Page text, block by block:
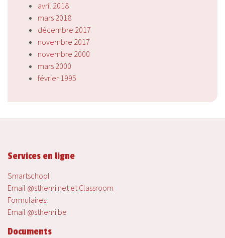
avril 2018
mars 2018
décembre 2017
novembre 2017
novembre 2000
mars 2000
février 1995
Services en ligne
Smartschool
Email @sthenri.net et Classroom
Formulaires
Email @sthenri.be
Documents